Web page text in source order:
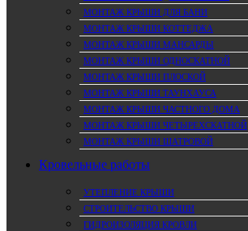
МОНТАЖ КРЫШИ ДЛЯ БАНИ
МОНТАЖ КРЫШИ КОТТЕДЖА
МОНТАЖ КРЫШИ МАНСАРДЫ
МОНТАЖ КРЫШИ ОДНОСКАТНОЙ
МОНТАЖ КРЫШИ ПЛОСКОЙ
МОНТАЖ КРЫШИ ТАУНХАУСА
МОНТАЖ КРЫШИ ЧАСТНОГО ДОМА
МОНТАЖ КРЫШИ ЧЕТЫРЕХСКАТНОЙ
МОНТАЖ КРЫШИ ШАТРОВОЙ
Кровельные работы
УТЕПЛЕНИЕ КРЫШИ
СТРОИТЕЛЬСТВО КРЫШИ
ГИДРОИЗОЛЯЦИЯ КРОВЛИ